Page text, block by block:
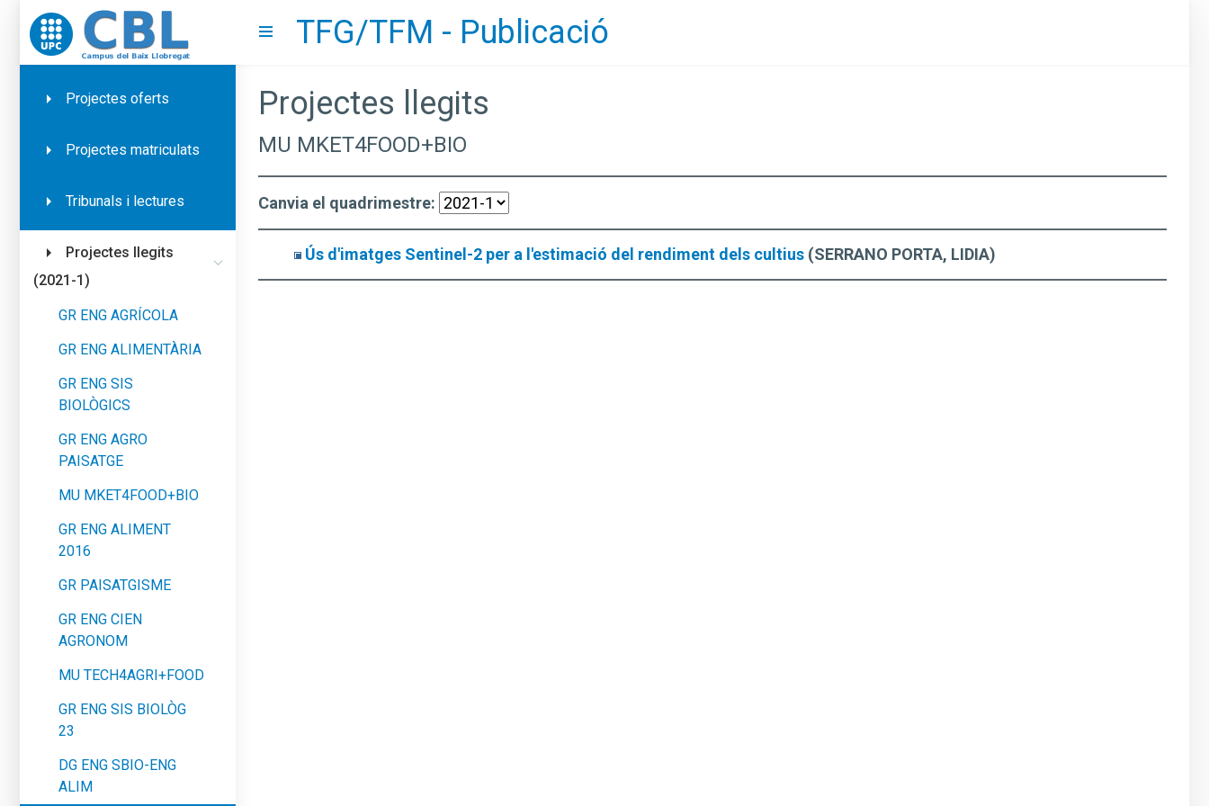
Go to upc.edu Show menuTFG/TFM - Publicació
Projectes oferts
Projectes matriculats
Tribunals i lectures
Projectes llegits
(2021-1)
GR ENG AGRÍCOLA
GR ENG ALIMENTÀRIA
GR ENG SIS
BIOLÒGICS
GR ENG AGRO
PAISATGE
MU MKET4FOOD+BIO
GR ENG ALIMENT
2016
GR PAISATGISME
GR ENG CIEN
AGRONOM
MU TECH4AGRI+FOOD
GR ENG SIS BIOLÒG
23
DG ENG SBIO-ENG
ALIM
Projectes llegits
MU MKET4FOOD+BIO
Canvia el quadrimestre:
Ús d'imatges Sentinel-2 per a l'estimació del rendiment dels cultius (SERRANO PORTA, LIDIA)